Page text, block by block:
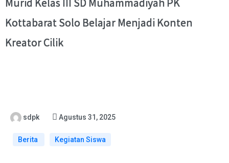
Kottabarat Solo Belajar Menjadi Konten
Kreator Cilik
sdpk Agustus 31, 2025
Berita Kegiatan Siswa